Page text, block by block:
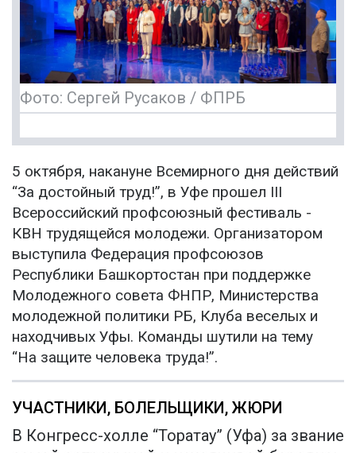
Фото: Сергей Русаков / ФПРБ
5 октября, накануне Всемирного дня действий
“За достойный труд!”, в Уфе прошел III
Всероссийский профсоюзный фестиваль -
КВН трудящейся молодежи. Организатором
выступила Федерация профсоюзов
Республики Башкортостан при поддержке
Молодежного совета ФНПР, Министерства
молодежной политики РБ, Клуба веселых и
находчивых Уфы. Команды шутили на тему
“На защите человека труда!”.
УЧАСТНИКИ, БОЛЕЛЬЩИКИ, ЖЮРИ
В Конгресс-холле “Торатау” (Уфа) за звание